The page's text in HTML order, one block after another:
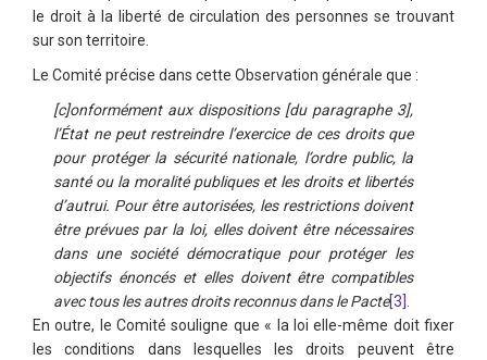
le droit à la liberté de circulation des personnes se trouvant
sur son territoire.
Le Comité précise dans cette Observation générale que :
[c]onformément aux dispositions [du paragraphe 3],
l’État ne peut restreindre l’exercice de ces droits que
pour protéger la sécurité nationale, l’ordre public, la
santé ou la moralité publiques et les droits et libertés
d’autrui. Pour être autorisées, les restrictions doivent
être prévues par la loi, elles doivent être nécessaires
dans une société démocratique pour protéger les
objectifs énoncés et elles doivent être compatibles
avec tous les autres droits reconnus dans le Pacte[3] .
En outre, le Comité souligne que « la loi elle-même doit fixer
les conditions dans lesquelles les droits peuvent être